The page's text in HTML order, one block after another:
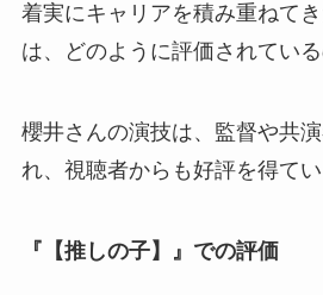
着実にキャリアを積み重ねて
は、どのように評価されている
櫻井さんの演技は、監督や共
れ、視聴者からも好評を得てい
『【推しの子】』での評価